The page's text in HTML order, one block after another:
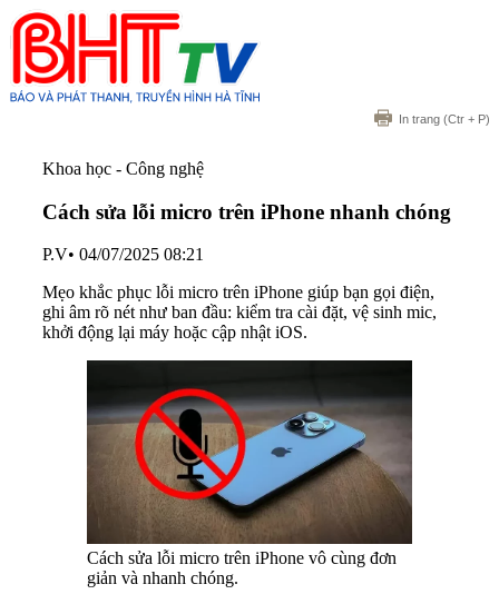
In trang (Ctr + P)
Khoa học - Công nghệ
Cách sửa lỗi micro trên iPhone nhanh chóng
P.V• 04/07/2025 08:21
Mẹo khắc phục lỗi micro trên iPhone giúp bạn gọi điện,
ghi âm rõ nét như ban đầu: kiểm tra cài đặt, vệ sinh mic,
khởi động lại máy hoặc cập nhật iOS.
Cách sửa lỗi micro trên iPhone vô cùng đơn
giản và nhanh chóng.